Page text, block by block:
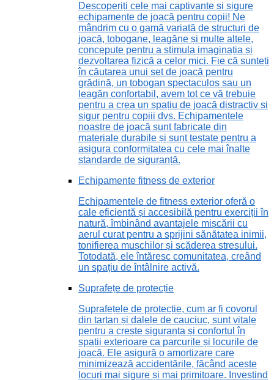
Descoperiți cele mai captivante și sigure
echipamente de joacă pentru copii! Ne
mândrim cu o gamă variată de structuri de
joacă, tobogane, leagăne și multe altele,
concepute pentru a stimula imaginația și
dezvoltarea fizică a celor mici. Fie că sunteți
în căutarea unui set de joacă pentru
grădină, un tobogan spectaculos sau un
leagăn confortabil, avem tot ce vă trebuie
pentru a crea un spațiu de joacă distractiv și
sigur pentru copiii dvs. Echipamentele
noastre de joacă sunt fabricate din
materiale durabile și sunt testate pentru a
asigura conformitatea cu cele mai înalte
standarde de siguranță.
Echipamente fitness de exterior
Echipamentele de fitness exterior oferă o
cale eficientă și accesibilă pentru exerciții în
natură, îmbinând avantajele mișcării cu
aerul curat pentru a sprijini sănătatea inimii,
tonifierea mușchilor și scăderea stresului.
Totodată, ele întăresc comunitatea, creând
un spațiu de întâlnire activă.
Suprafețe de protecție
Suprafețele de protecție, cum ar fi covorul
din tartan și dalele de cauciuc, sunt vitale
pentru a crește siguranța și confortul în
spații exterioare ca parcurile și locurile de
joacă. Ele asigură o amortizare care
minimizează accidentările, făcând aceste
locuri mai sigure și mai primitoare. Investind